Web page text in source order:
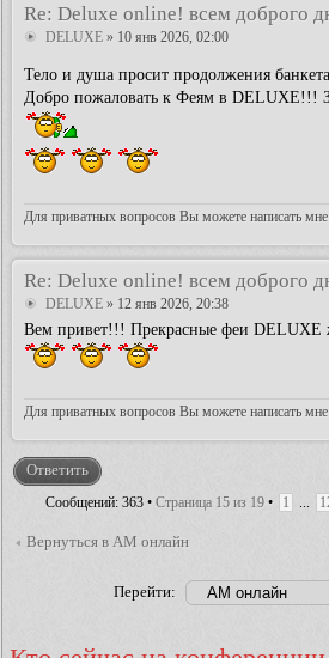
Re: Deluxe online! всем доброго
DELUXE » 10 янв 2026, 02:00
Тело и душа просит продолжения
Добро пожаловать к Феям в DELUXE!!!
Для приватных вопросов Вы можете написать
Re: Deluxe online! всем доброго
DELUXE » 12 янв 2026, 20:38
Вем привет!!! Прекрасные феи DELUXE
Для приватных вопросов Вы можете написать
Ответить
Сообщений: 363 • Страница 15 из 19 • 1 ...
Вернуться в АМ онлайн
Перейти: